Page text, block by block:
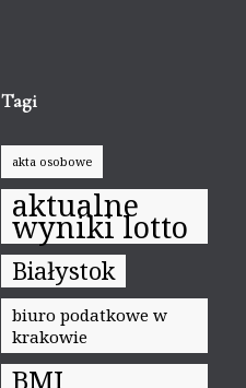
Tagi
akta osobowe
aktualne
wyniki lotto
Białystok
biuro podatkowe w
krakowie
BMI